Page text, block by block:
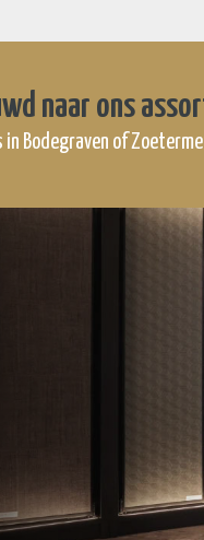
naar ons
in Bodegraven of